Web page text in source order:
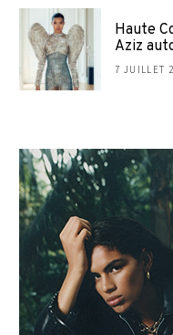
Haute
Aziz
7 JUILLET